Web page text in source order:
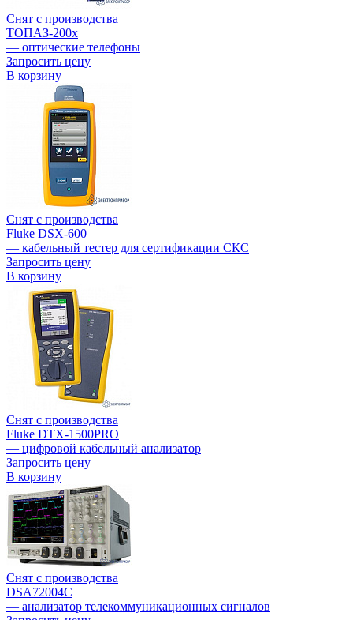
Снят с производства
ТОПАЗ-200х
— оптические телефоны
Запросить цену
В корзину
Снят с производства
Fluke DSX-600
— кабельный тестер для сертификации СКС
Запросить цену
В корзину
Снят с производства
Fluke DTX-1500PRO
— цифровой кабельный анализатор
Запросить цену
В корзину
Снят с производства
DSA72004C
— анализатор телекоммуникационных сигналов